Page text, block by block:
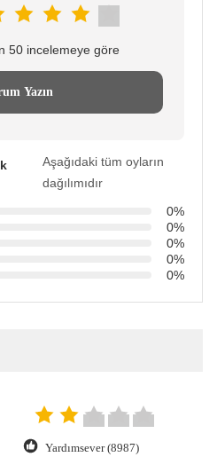
50 incelemeye göre
Yazın
Aşağıdaki tüm oyların
dağılımıdır
0%
0%
0%
0%
0%
Yardımsever (8987)